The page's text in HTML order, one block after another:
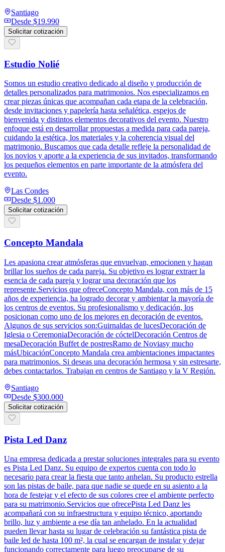
Santiago
Desde $19.990
Solicitar cotización
Estudio Nolié
Somos un estudio creativo dedicado al diseño y producción de
detalles personalizados para matrimonios. Nos especializamos en
crear piezas únicas que acompañan cada etapa de la celebración,
desde invitaciones y papelería hasta señalética, espejos de
bienvenida y distintos elementos decorativos del evento. Nuestro
enfoque está en desarrollar propuestas a medida para cada pareja,
cuidando la estética, los materiales y la coherencia visual del
matrimonio. Buscamos que cada detalle refleje la personalidad de
los novios y aporte a la experiencia de sus invitados, transformando
los pequeños elementos en parte importante de la atmósfera del
evento.
Las Condes
Desde $1.000
Solicitar cotización
Concepto Mandala
Les apasiona crear atmósferas que envuelvan, emocionen y hagan
brillar los sueños de cada pareja. Su objetivo es lograr extraer la
esencia de cada pareja y lograr una decoración que los
represente.Servicios que ofreceConcepto Mandala, con más de 15
años de experiencia, ha logrado decorar y ambientar la mayoría de
los centros de eventos. Su profesionalismo y dedicación, los
posicionan como uno de los mejores en decoración de eventos.
Algunos de sus servicios son:Guirnaldas de lucesDecoración de
Iglesia o CeremoniaDecoración de cóctelDecoración Centros de
mesaDecoración Buffet de postresRamo de Noviasy mucho
másUbicaciónConcepto Mandala crea ambientaciones impactantes
para matrimonios. Si deseas una decoración hermosa y sin estresarte,
debes contactarlos. Trabajan en centros de Santiago y la V Región.
Santiago
Desde $300.000
Solicitar cotización
Pista Led Danz
Una empresa dedicada a prestar soluciones integrales para su evento
es Pista Led Danz. Su equipo de expertos cuenta con todo lo
necesario para crear la fiesta que tanto anhelan. Su producto estrella
son las pistas de baile, para que nadie se quede en su asiento a la
hora de festejar y el efecto de sus colores cree el ambiente perfecto
para su matrimonio.Servicios que ofrecePista Led Danz les
acompañará con su infraestructura y equipo técnico, aportando
brillo, luz y ambiente a ese día tan anhelado. En la actualidad
pueden llevar hasta su lugar de celebración su fantástica pista de
baile led de hasta 100 m², la cual se encargan de instalar y dejar
funcionando correctamente para luego preocuparse de su